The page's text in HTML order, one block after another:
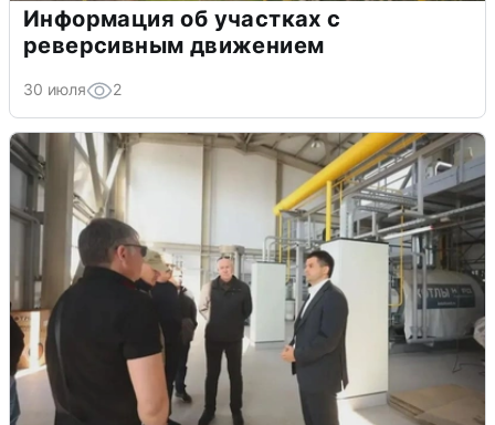
Информация об участках с
реверсивным движением
30 июля 2